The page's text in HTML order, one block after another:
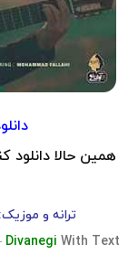
همین حالا دانلود
ترانه و
Divanegi With Text